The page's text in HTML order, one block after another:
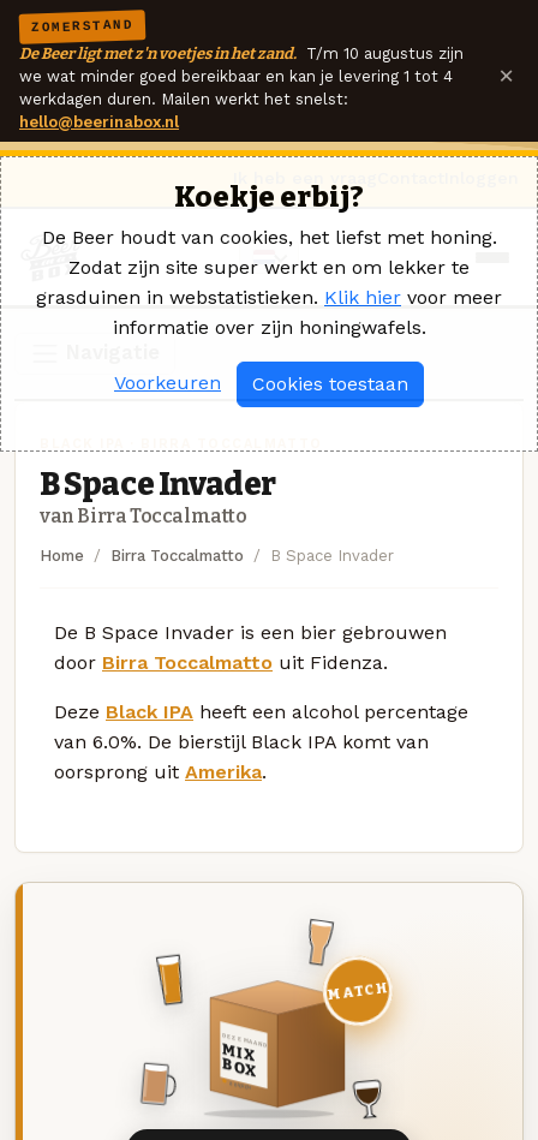
ZOMERSTAND
De Beer ligt met z'n voetjes in het zand. T/m 10 augustus zijn
we wat minder goed bereikbaar en kan je levering 1 tot 4
werkdagen duren. Mailen werkt het snelst:
hello@beerinabox.nl
×
B Space Invader
van Birra Toccalmatto
Home Birra Toccalmatto B Space Invader
De B Space Invader is een bier gebrouwen
door Birra Toccalmatto uit Fidenza.
Deze Black IPA heeft een alcohol percentage
van 6.0%. De bierstijl Black IPA komt van
oorsprong uit Amerika.
DEZE MAAND
MIX
BOX
8 BIEREN
MATCH
Koekje erbij?
De Beer houdt van cookies, het liefst met honing.
Zodat zijn site super werkt en om lekker te
grasduinen in webstatistieken. Klik hier voor meer
informatie over zijn honingwafels.
Voorkeuren Cookies toestaan